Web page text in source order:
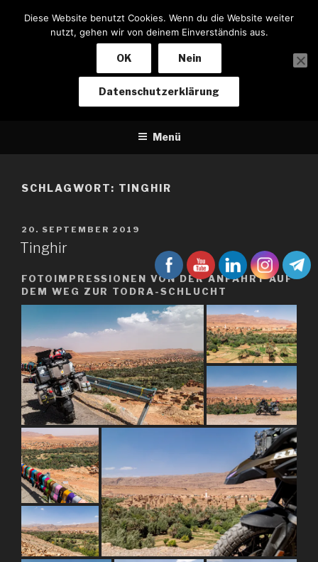
Inhalt
NOTIZEN EINES BIKERS
Menü
SCHLAGWORT: TINGHIR
VERÖFFENTLICHT
AM
20. SEPTEMBER 2019
Tinghir
FOTOIMPRESSIONEN VON DER ANFAHRT AUF
DEM WEG ZUR TODRA-SCHLUCHT
Diese Website benutzt Cookies. Wenn du die Website weiter
nutzt, gehen wir von deinem Einverständnis aus.
OK Nein
Datenschutzerklärung